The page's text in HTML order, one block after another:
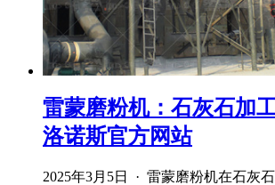
雷蒙磨粉机：石灰石加
洛诺斯官方网站
2025年3月5日 · 雷蒙磨粉机在石灰